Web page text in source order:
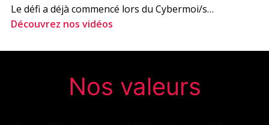
Le défi a déjà commencé lors du Cybermoi/s…
Découvrez nos vidéos
Nos valeurs